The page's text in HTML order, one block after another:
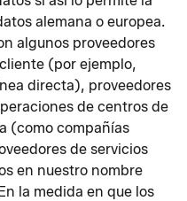
alemana o europea.
algunos proveedores
(por ejemplo,
directa), proveedores
de centros de
(como compañías
de servicios
en nuestro nombre
la medida en que los